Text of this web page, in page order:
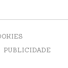
PUBLICIDADE